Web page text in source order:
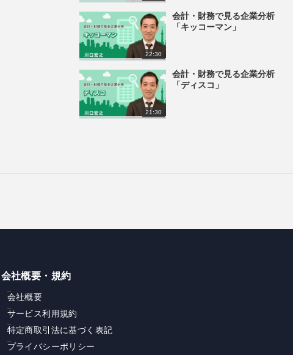
22:30
会計・財務で見る企業分析
「キッコーマン」
21:30
会計・財務で見る企業分析
「ディスコ」
会社概要・規約
会社概要
サービス利用規約
特定商取引法に基づく表記
プライバシーポリシー